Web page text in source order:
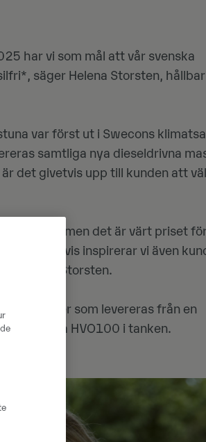
har vi som mål att vår svenska
säger Helena Storsten,
var först ut i Swecons
samtliga nya dieseldrivna
det givetvis upp till kunden att
för oss, men det är värt priset
inspirerar vi även
Helena Storsten.
maskiner som levereras från en
innehålla HVO100 i tanken.